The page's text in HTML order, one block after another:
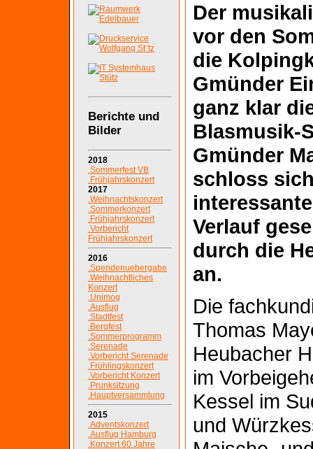
Berichte und
Bilder
2018
.Sommerfest VB
.Frühjahrskonzert
2017
.Weihnachtskonzert
.Sommerkonzert
.Frühjahrskonzert
.Vorbericht
Frühjahrskonzert
2016
.Spendenuebergabe
.Weihnachtliches
Konzert
.Unimog
.Ausflug
.Stadtfest
.Bergfest
.Sommerprogramm
.Serenade
.Vorbericht Serenade
.Frühlingskonzert
.Vorbericht Konzert
.Prunksitzung
.Hauptversammlung
2015
.Adventskonzert
.Ausflug Hamburg
.Konzert 60 Jahre
Der
vor den
die
Gmünder
ganz klar
Blasmusik-
Gmünder
schloss
Verlauf
durch die
an.
Die
Thomas
Heubacher
im
Kessel im
und